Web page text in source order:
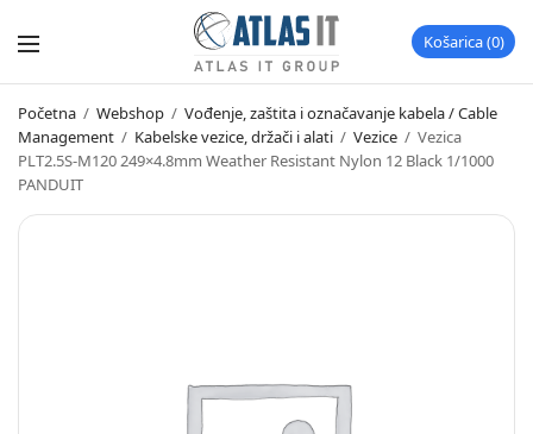
Košarica 0
Početna / Webshop / Vođenje, zaštita i označavanje kabela / Cable
Management / Kabelske vezice, držači i alati / Vezice / Vezica
PLT2.5S-M120 249×4.8mm Weather Resistant Nylon 12 Black 1/1000
PANDUIT